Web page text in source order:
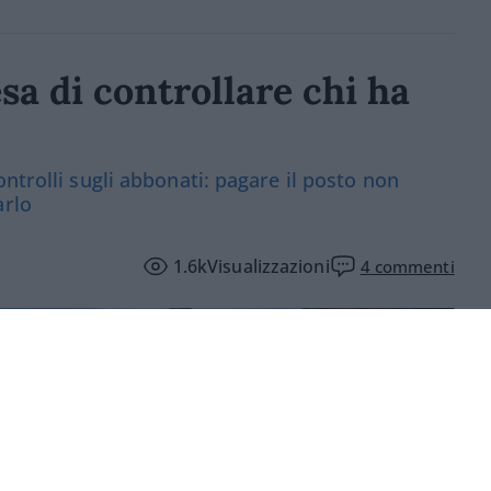
di controllare chi ha
sugli abbonati: pagare il posto non
1.6kVisualizzazioni 4 commenti